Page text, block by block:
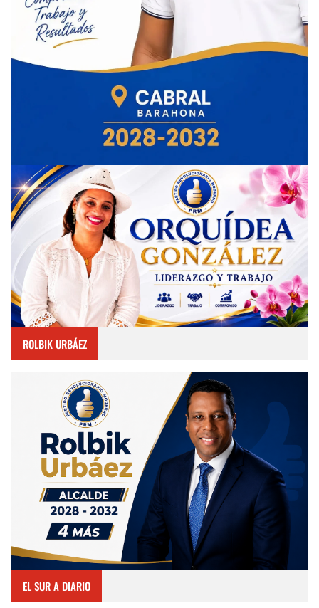
ROLBIK URBÁEZ
EL SUR A DIARIO